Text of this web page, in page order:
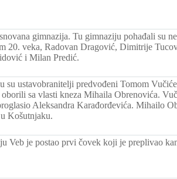
gimnazija. Tu gimnaziju pohađali su
20. veka, Radovan Dragović, Dimitrije
i Milan Predić.
su ustavobranitelji predvođeni Tomom
sa vlasti kneza Mihaila Obrenovića.
Aleksandra Karađorđevića. Mihailo
Košutnjaku.
Veb je postao prvi čovek koji je preplivao